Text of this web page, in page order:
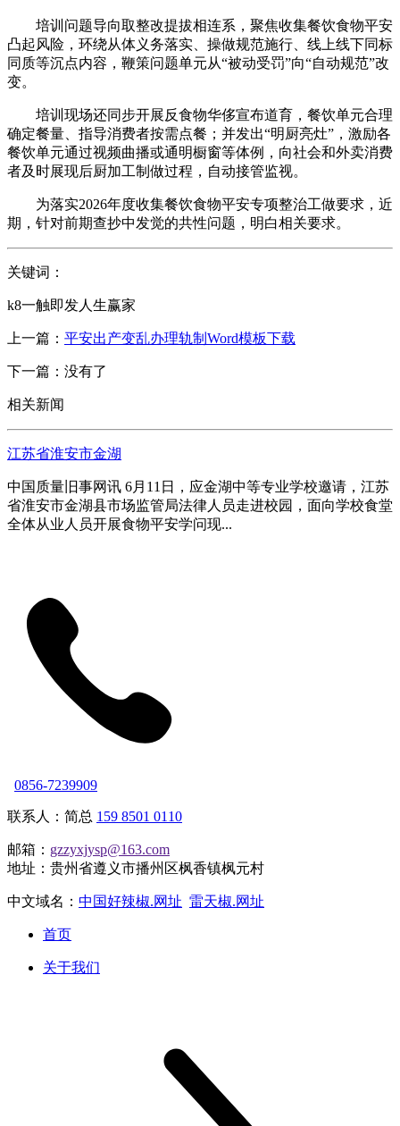
培训问题导向取整改提拔相连系，聚焦收集餐饮食物平安
凸起风险，环绕从体义务落实、操做规范施行、线上线下同标
同质等沉点内容，鞭策问题单元从“被动受罚”向“自动规范”改
变。
培训现场还同步开展反食物华侈宣布道育，餐饮单元合理
确定餐量、指导消费者按需点餐；并发出“明厨亮灶”，激励各
餐饮单元通过视频曲播或通明橱窗等体例，向社会和外卖消费
者及时展现后厨加工制做过程，自动接管监视。
为落实2026年度收集餐饮食物平安专项整治工做要求，近
期，针对前期查抄中发觉的共性问题，明白相关要求。
关键词：
k8一触即发人生赢家
上一篇： 平安出产变乱办理轨制Word模板下载
下一篇：没有了
相关新闻
江苏省淮安市金湖
中国质量旧事网讯 6月11日，应金湖中等专业学校邀请，江苏
省淮安市金湖县市场监管局法律人员走进校园，面向学校食堂
全体从业人员开展食物平安学问现...
0856-7239909
联系人：简总 159 8501 0110
邮箱： gzzyxjysp@163.com
地址：贵州省遵义市播州区枫香镇枫元村
中文域名： 中国好辣椒.网址 雷天椒.网址
首页
关于我们